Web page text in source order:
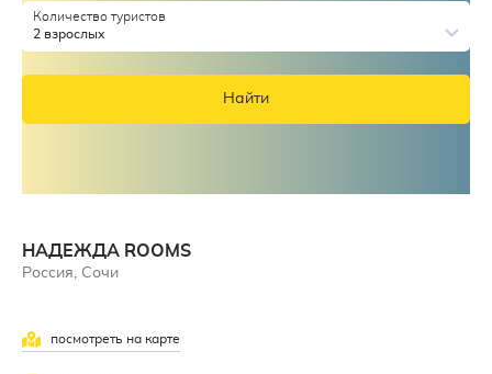
Количество туристов
2 взрослых
Найти
НАДЕЖДА ROOMS
Россия, Сочи
посмотреть на карте